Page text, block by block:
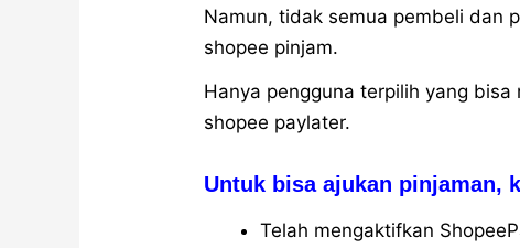
Namun, tidak semua pembeli dan
shopee pinjam.
Hanya pengguna terpilih yang
shopee paylater.
Untuk bisa ajukan pinjaman,
Telah mengaktifkan